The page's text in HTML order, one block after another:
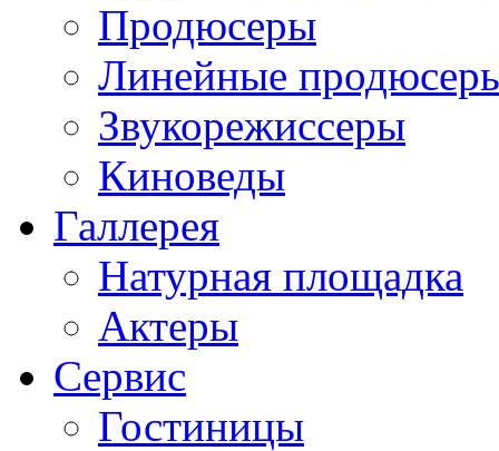
Продюсеры
Линейные
Звукорежиссеры
Киноведы
Галлерея
Натурная площадка
Актеры
Сервис
Гостиницы